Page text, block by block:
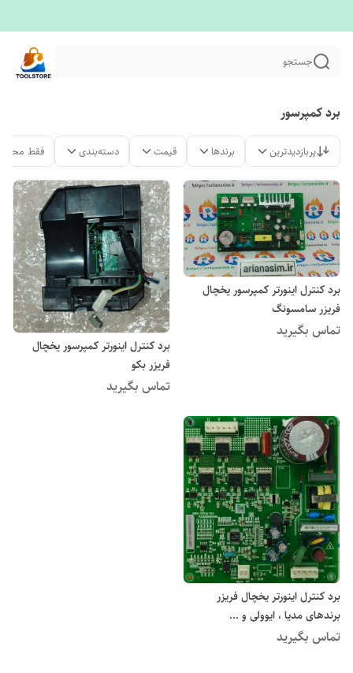
جستجو
برد کمپرسور
پربازدیدترین برندها قیمت دسته‌بندی فقط
برد کنترل اینورتر کمپرسور یخچال
فریزر سامسونگ
تماس بگیرید
برد کنترل اینورتر کمپرسور یخچال
فریزر بکو
تماس بگیرید
برد کنترل اینورتر یخچال فریزر
برندهای مدیا ، ایوولی و ...
تماس بگیرید